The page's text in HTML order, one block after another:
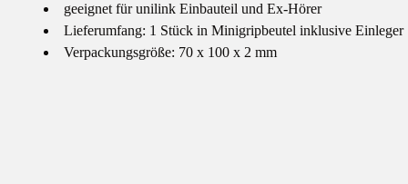
geeignet für unilink Einbauteil und Ex-Hörer
Lieferumfang: 1 Stück in Minigripbeutel inklusive Einleger
Verpackungsgröße: 70 x 100 x 2 mm